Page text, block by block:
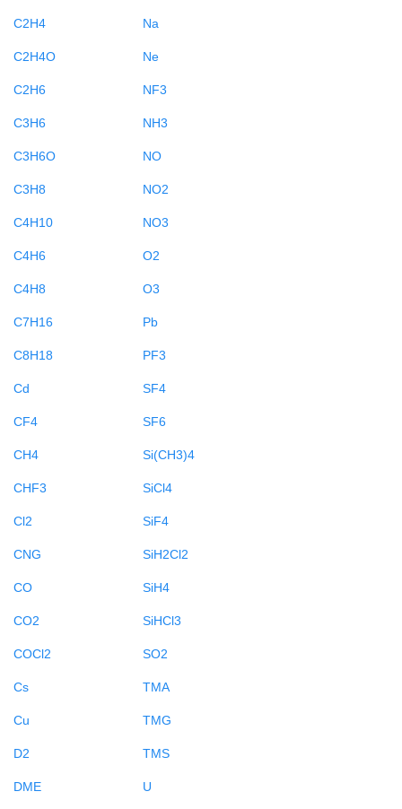
C2H4
C2H4O
C2H6
C3H6
C3H6O
C3H8
C4H10
C4H6
C4H8
C7H16
C8H18
Cd
CF4
CH4
CHF3
Cl2
CNG
CO
CO2
COCl2
Cs
Cu
D2
DME
Na
Ne
NF3
NH3
NO
NO2
NO3
O2
O3
Pb
PF3
SF4
SF6
Si(CH3)4
SiCl4
SiF4
SiH2Cl2
SiH4
SiHCl3
SO2
TMA
TMG
TMS
U